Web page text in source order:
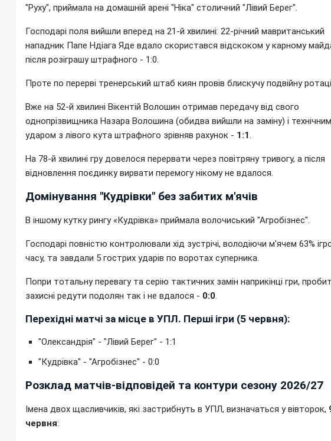
"Руху", приймала на домашній арені "Ніка" столичний "Лівий Берег".
Господарі поля вийшли вперед на 21-й хвилині: 22-річний мавританський
нападник Папе Ндіага Яде вдало скористався відскоком у карному
після розіграшу штрафного - 1:0.
Проте по перерві тренерський штаб киян провів блискучу подвійну
Вже на 52-й хвилині Вікентій Волошин отримав передачу від свого
однопрізвищника Назара Волошина (обидва вийшли на заміну) і технічним
ударом з лівого кута штрафного зрівняв рахунок - 1:1.
На 78-й хвилині гру довелося перервати через повітряну тривогу, а після
відновлення поєдинку вирвати перемогу нікому не вдалося.
Домінування "Кудрівки" без забитих м'ячів
В іншому кутку рингу «Кудрівка» приймала волочиський "Агробізнес".
Господарі повністю контролювали хід зустрічі, володіючи м'ячем 63%
часу, та завдали 5 гострих ударів по воротах суперника.
Попри тотальну перевагу та серію тактичних замін наприкінці гри,
захисні редути подолян так і не вдалося - 0:0.
Перехідні матчі за місце в УПЛ. Перші ігри (5 червня):
"Олександрія" - "Лівий Берег" - 1:1
"Кудрівка" - "Агробізнес" - 0:0
Розклад матчів-відповідей та контури сезону 2026/27
Імена двох щасливчиків, які застрибнуть в УПЛ, визначаться у вівторок,
червня: